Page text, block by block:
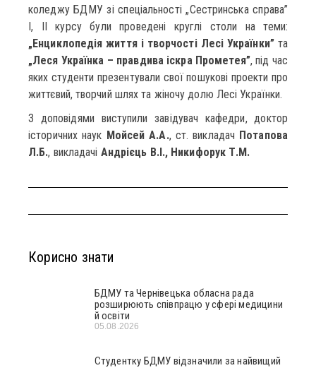
коледжу БДМУ зі спеціальності „Сестринська справа”
І, ІІ курсу були проведені круглі столи на теми:
„Енциклопедія життя і творчості Лесі Українки”та
„Леся Українка – правдива іскра Прометея”, під час
яких студенти презентували свої пошукові проекти про
життєвий, творчий шлях та жіночу долю Лесі Українки.
З доповідями виступили завідувач кафедри, доктор
історичних наук Мойсей А.А., ст. викладач Потапова
Л.Б., викладачі Андрієць В.І., Никифорук Т.М.
Корисно знати
БДМУ та Чернівецька обласна рада
розширюють співпрацю у сфері медицини
й освіти
05.08.2026
Студентку БДМУ відзначили за найвищий